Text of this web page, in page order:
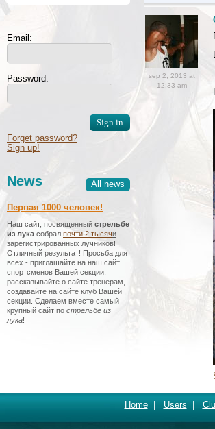
Email:
Password:
Forget password?
Sign up!
All news
News
Первая 1000 человек!
Наш сайт, посвященный стрельбе
из лука собрал почти 2 тысячи
зарегистрированных лучников!
Отличный результат! Просьба для
всех - приглашайте на наш сайт
спортсменов Вашей секции,
рассказывайте о сайте тренерам,
создавайте на сайте клуб Вашей
секции. Сделаем вместе самый
крупный сайт по стрельбе из
лука!
sep 2, 2013 at
12:33 am
Home| Users